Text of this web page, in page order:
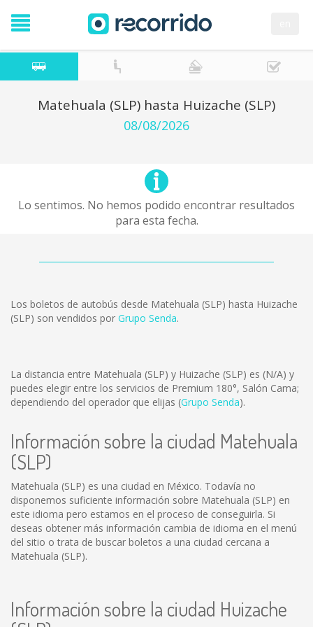
Matehuala (SLP) hasta Huizache (SLP)
08/08/2026
Lo sentimos. No hemos podido encontrar resultados
para esta fecha.
Los boletos de autobús desde Matehuala (SLP) hasta Huizache
(SLP) son vendidos por Grupo Senda.
La distancia entre Matehuala (SLP) y Huizache (SLP) es (N/A) y
puedes elegir entre los servicios de Premium 180°, Salón Cama;
dependiendo del operador que elijas (Grupo Senda).
Información sobre la ciudad Matehuala
(SLP)
Matehuala (SLP) es una ciudad en México. Todavía no
disponemos suficiente información sobre Matehuala (SLP) en
este idioma pero estamos en el proceso de conseguirla. Si
deseas obtener más información cambia de idioma en el menú
del sitio o trata de buscar boletos a una ciudad cercana a
Matehuala (SLP).
Información sobre la ciudad Huizache